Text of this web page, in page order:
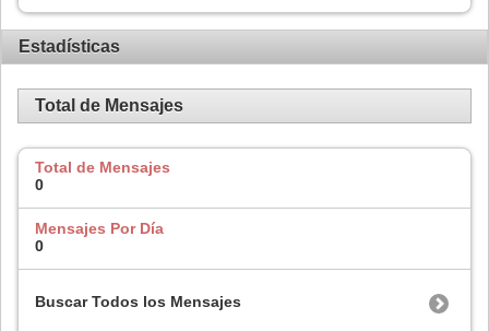
Estadísticas
Total de Mensajes
Total de Mensajes
0
Mensajes Por Día
0
Buscar Todos los Mensajes